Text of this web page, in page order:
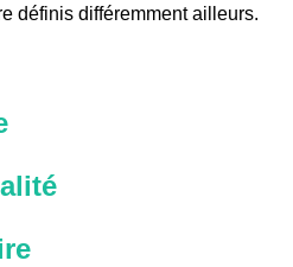
définis différemment ailleurs.